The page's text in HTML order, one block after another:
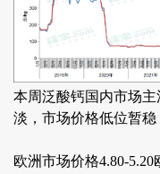
本周泛酸钙国内市场主
淡，市场价格低位暂稳
欧洲市场价格4.80-